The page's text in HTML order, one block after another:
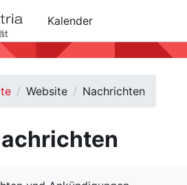
Kalender
Website Nachrichten